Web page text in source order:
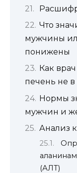
Что
мужчины
понижены
Как
печень не
Нормы
мужчин и
Анализ
(АЛТ)